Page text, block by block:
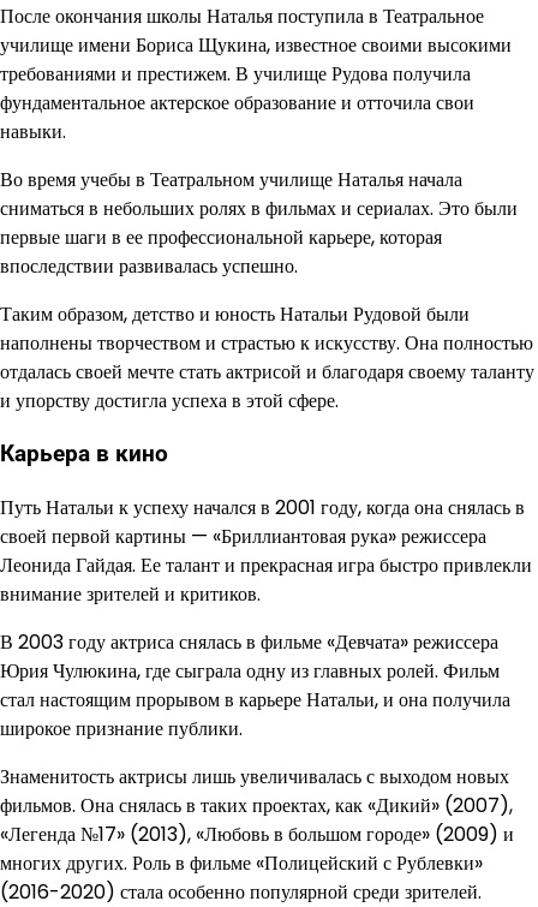
После окончания школы Наталья поступила в Театральное
училище имени Бориса Щукина, известное своими высокими
требованиями и престижем. В училище Рудова получила
фундаментальное актерское образование и отточила свои
навыки.
Во время учебы в Театральном училище Наталья начала
сниматься в небольших ролях в фильмах и сериалах. Это были
первые шаги в ее профессиональной карьере, которая
впоследствии развивалась успешно.
Таким образом, детство и юность Натальи Рудовой были
наполнены творчеством и страстью к искусству. Она полностью
отдалась своей мечте стать актрисой и благодаря своему таланту
и упорству достигла успеха в этой сфере.
Карьера в кино
Путь Натальи к успеху начался в 2001 году, когда она снялась в
своей первой картины — «Бриллиантовая рука» режиссера
Леонида Гайдая. Ее талант и прекрасная игра быстро привлекли
внимание зрителей и критиков.
В 2003 году актриса снялась в фильме «Девчата» режиссера
Юрия Чулюкина, где сыграла одну из главных ролей. Фильм
стал настоящим прорывом в карьере Натальи, и она получила
широкое признание публики.
Знаменитость актрисы лишь увеличивалась с выходом новых
фильмов. Она снялась в таких проектах, как «Дикий» (2007),
«Легенда №17» (2013), «Любовь в большом городе» (2009) и
многих других. Роль в фильме «Полицейский с Рублевки»
(2016-2020) стала особенно популярной среди зрителей.